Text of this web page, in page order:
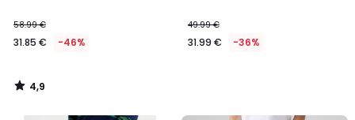
58.99 €
31.85 € -46%
4,9
/
49.99 €
31.99 € -36%